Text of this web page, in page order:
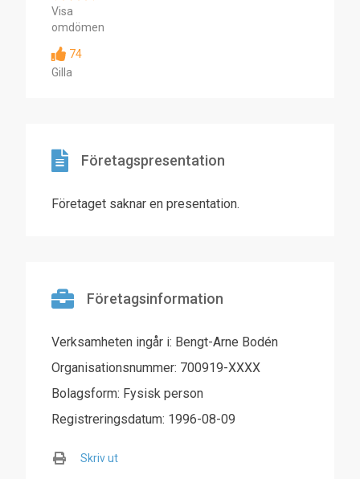
Visa
omdömen
74
Gilla
Företagspresentation
Företaget saknar en presentation.
Företagsinformation
Verksamheten ingår i: Bengt-Arne Bodén
Organisationsnummer: 700919-XXXX
Bolagsform: Fysisk person
Registreringsdatum: 1996-08-09
Skriv ut